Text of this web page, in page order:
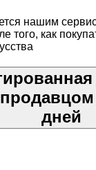
нашим
того, как
дней